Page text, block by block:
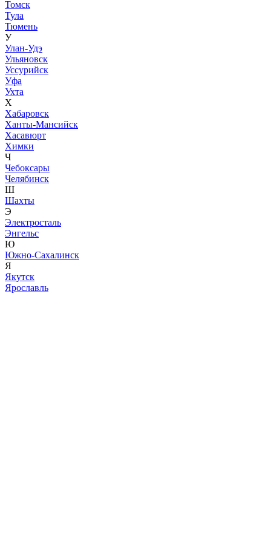
Томск
Тула
Тюмень
У
Улан-Удэ
Ульяновск
Уссурийск
Уфа
Ухта
Х
Хабаровск
Ханты-Мансийск
Хасавюрт
Химки
Ч
Чебоксары
Челябинск
Ш
Шахты
Э
Электросталь
Энгельс
Ю
Южно-Сахалинск
Я
Якутск
Ярославль